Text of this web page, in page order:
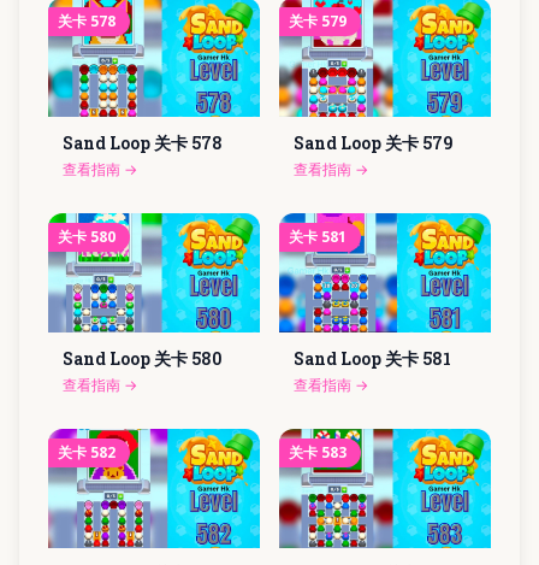
关卡 578
Sand Loop 关卡 578
查看指南 →
关卡 579
Sand Loop 关卡 579
查看指南 →
关卡 580
Sand Loop 关卡 580
查看指南 →
关卡 581
Sand Loop 关卡 581
查看指南 →
关卡 582 关卡 583